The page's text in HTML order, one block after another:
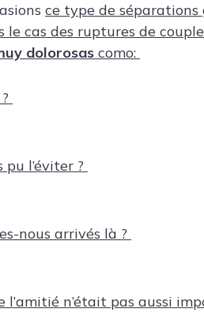
ce type de
le cas des ruptures de
dolorosas como:
pu l’éviter ?
nous arrivés là ?
n’était pas aussi